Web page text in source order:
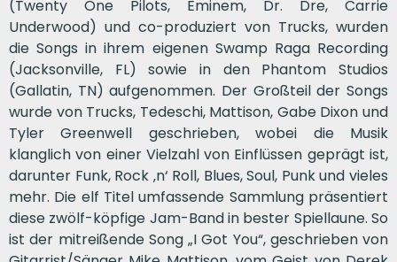
(Twenty One Pilots, Eminem, Dr. Dre, Carrie
Underwood) und co-produziert von Trucks, wurden
die Songs in ihrem eigenen Swamp Raga Recording
(Jacksonville, FL) sowie in den Phantom Studios
(Gallatin, TN) aufgenommen. Der Großteil der Songs
wurde von Trucks, Tedeschi, Mattison, Gabe Dixon und
Tyler Greenwell geschrieben, wobei die Musik
klanglich von einer Vielzahl von Einflüssen geprägt ist,
darunter Funk, Rock ‚n‘ Roll, Blues, Soul, Punk und vieles
mehr. Die elf Titel umfassende Sammlung präsentiert
diese zwölf-köpfige Jam-Band in bester Spiellaune. So
ist der mitreißende Song „I Got You“, geschrieben von